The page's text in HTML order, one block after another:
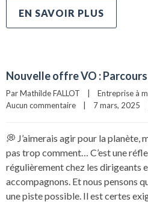
EN SAVOIR PLUS
Nouvelle offre VO :
Par Mathilde FALLOT Entreprise à
Aucun commentaire
7 mars, 2025
💭 J’aimerais agir pour la planète,
pas trop comment… C’est une
régulièrement chez les dirigeants
accompagnons. Et nous pensons
une piste possible. Il est certes